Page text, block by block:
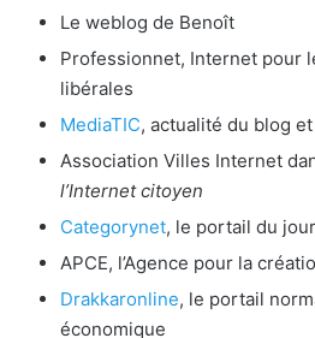
Le weblog de Benoît
Professionnet, Internet pour
libérales
MediaTIC, actualité du blog
Association Villes Internet
l’Internet citoyen
Categorynet, le portail du
APCE, l’Agence pour la
Drakkaronline, le portail
économique